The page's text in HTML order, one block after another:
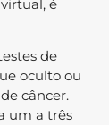
é
de
oculto ou
câncer.
um a três